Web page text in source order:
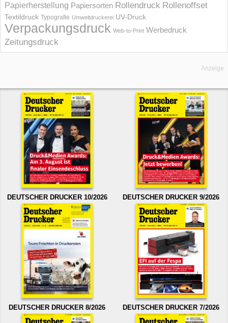
Papierherstellung Papiersorten Rollendruck Rollenoffset
Textildruck Typografie Umweltdruckerei UV-Druck
Verpackungsdruck Web-to-Print Werbedruck
Zeitungsdruck
Anzeige
DEUTSCHER DRUCKER 10/2026 DEUTSCHER DRUCKER 9/2026
DEUTSCHER DRUCKER 8/2026 DEUTSCHER DRUCKER 7/2026